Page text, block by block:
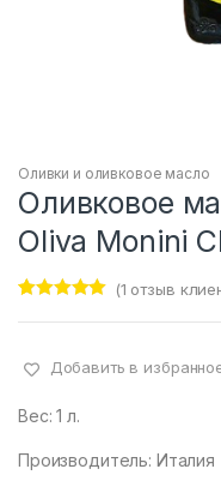
Оливки и оливковое масло
Оливковое
Oliva Monini
опроса
пользовател
(1 отзыв
Добавить в
Вес: 1 л.
Производитель: Италия